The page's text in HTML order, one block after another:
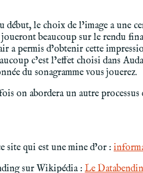
le choix de l’image a une
beaucoup sur le rendu
a permis d’obtenir cette
c’est l’effet choisi dans
du sonagramme vous jouerez.
on abordera un autre
site qui est une mine d’or :
sur Wikipédia :Le